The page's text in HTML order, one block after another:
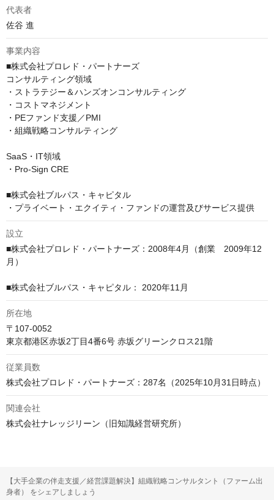
代表者
佐谷 進
事業内容
■株式会社プロレド・パートナーズ
コンサルティング領域
・ストラテジー＆ハンズオンコンサルティング
・コストマネジメント
・PEファンド支援／PMI
・組織戦略コンサルティング
SaaS・IT領域
・Pro-Sign CRE
■株式会社ブルパス・キャピタル
・プライベート・エクイティ・ファンドの運営及びサービス提供
設立
■株式会社プロレド・パートナーズ：2008年4月（創業　2009年12
月）
■株式会社ブルパス・キャピタル： 2020年11月
所在地
〒107-0052
従業員数
株式会社プロレド・パートナーズ：287名（2025年10月31日時点）
関連会社
【大手企業の伴走支援／経営課題解決】組織戦略コンサルタント（ファーム出
身者） をシェアしましょう